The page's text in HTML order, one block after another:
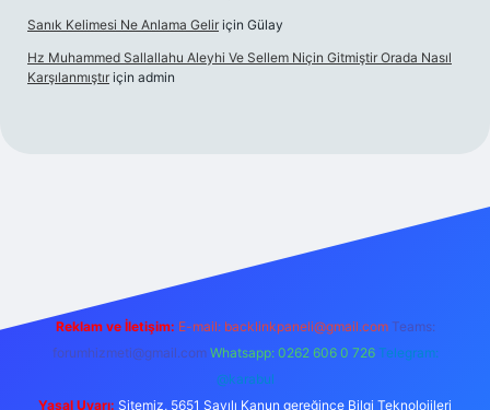
Sanık Kelimesi Ne Anlama Gelir için Gülay
Hz Muhammed Sallallahu Aleyhi Ve Sellem Niçin Gitmiştir Orada Nasıl
Karşılanmıştır için admin
Reklam ve İletişim: E-mail: backlinkpaneli@gmail.com Teams:
forumhizmeti@gmail.com Whatsapp: 0262 606 0 726 Telegram:
@karabul
Yasal Uyarı: Sitemiz, 5651 Sayılı Kanun gereğince Bilgi Teknolojileri